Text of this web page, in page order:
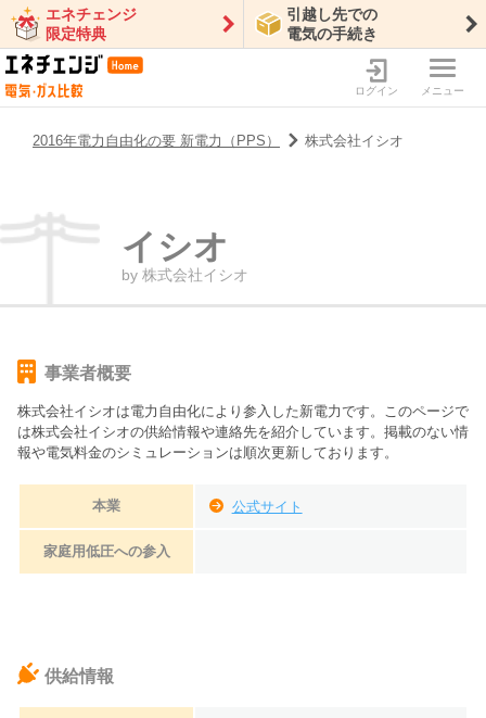
エネチェンジ
限定特典
引越し先での
電気の手続き
ログイン メニュー
2016年電力自由化の要 新電力（PPS） 株式会社イシオ
イシオ
by 株式会社イシオ
事業者概要
株式会社イシオは電力自由化により参入した新電力です。このページで
は株式会社イシオの供給情報や連絡先を紹介しています。掲載のない情
報や電気料金のシミュレーションは順次更新しております。
本業 公式サイト
家庭用低圧への参入
供給情報